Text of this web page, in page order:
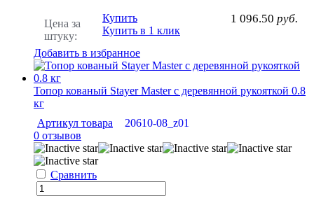
Цена за
штуку:
1 096.50 руб.
Купить
Купить в 1 клик
Добавить в избранное
Топор кованый Stayer Master с деревянной рукояткой 0.8
кг
Артикул товара
20610-08_z01
0 отзывов
Сравнить